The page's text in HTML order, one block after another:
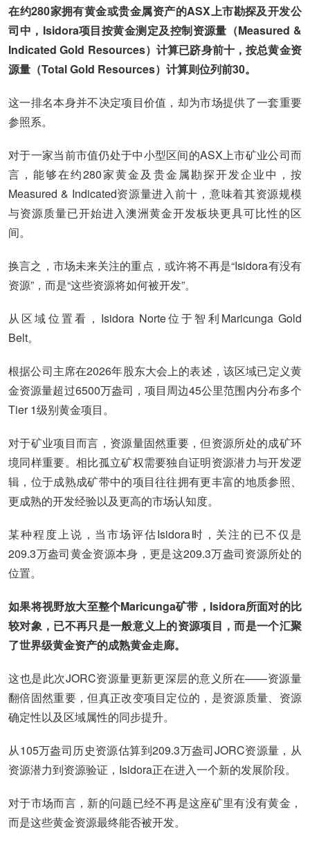
在约280家拥有黄金或贵金属资产的ASX上市勘探及开发公
司中，Isidora项目按黄金测定及控制资源量（Measured &
Indicated Gold Resources）计算已跻身前十，按总黄金资
源量（Total Gold Resources）计算则位列前30。
这一排名本身并不决定项目价值，却为市场提供了一套重要
参照系。
对于一家当前市值仍处于中小型区间的ASX上市矿业公司而
言，能够在约280家黄金及贵金属勘探开发企业中，按
Measured & Indicated资源量进入前十，意味着其资源规模
与资源质量已开始进入澳洲黄金开发板块更具可比性的区
间。
换言之，市场未来关注的重点，或许将不再是“Isidora有没有
资源”，而是“这些资源将如何被开发”。
从区域位置看，Isidora Norte位于智利Maricunga Gold
Belt。
根据公司主席在2026年股东大会上的表述，该区域已定义黄
金资源量超过6500万盎司，项目周边45公里范围内分布多个
Tier 1级别黄金项目。
对于矿业项目而言，资源量固然重要，但资源所处的成矿环
境同样重要。相比孤立矿权需要独自证明资源潜力与开发逻
辑，位于成熟成矿带中的项目往往拥有更丰富的地质参照、
更成熟的开发经验以及更高的市场认知度。
某种程度上说，当市场评估Isidora时，关注的已不仅是
209.3万盎司黄金资源本身，更是这209.3万盎司资源所处的
位置。
如果将视野放大至整个Maricunga矿带，Isidora所面对的比
较对象，已不再只是一般意义上的资源项目，而是一个汇聚
了世界级黄金资产的成熟黄金走廊。
这也是此次JORC资源量更新更深层的意义所在——资源量
翻倍固然重要，但真正改变项目定位的，是资源质量、资源
确定性以及区域属性的同步提升。
从105万盎司历史资源估算到209.3万盎司JORC资源量，从
资源潜力到资源验证，Isidora正在进入一个新的发展阶段。
对于市场而言，新的问题已经不再是这座矿里有没有黄金，
而是这些黄金资源最终能否被开发。